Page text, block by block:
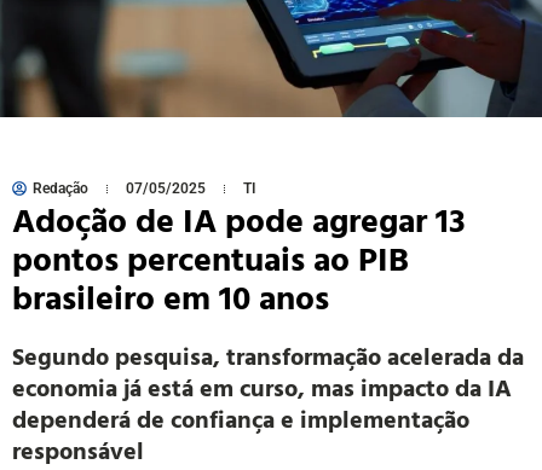
Redação 07/05/2025 TI
Adoção de IA pode agregar 13
pontos percentuais ao PIB
brasileiro em 10 anos
Segundo pesquisa, transformação acelerada da
economia já está em curso, mas impacto da IA
dependerá de confiança e implementação
responsável